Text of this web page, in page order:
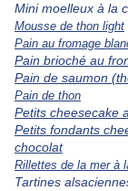
Mini moelleux à la
Mousse de thon light
Pain au fromage
Pain brioché au
Pain de saumon
Pain de thon
Petits cheesecake
Petits fondants
chocolat
Rillettes de la mer à
Tartines